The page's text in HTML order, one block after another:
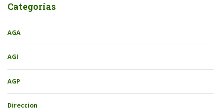
Categorías
AGA
AGI
AGP
Direccion